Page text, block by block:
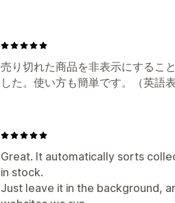
売り切れた商品を非表示にするこ
した。使い方も簡単です。（英語
Great. It automatically sorts
in stock.
Just leave it in the background,